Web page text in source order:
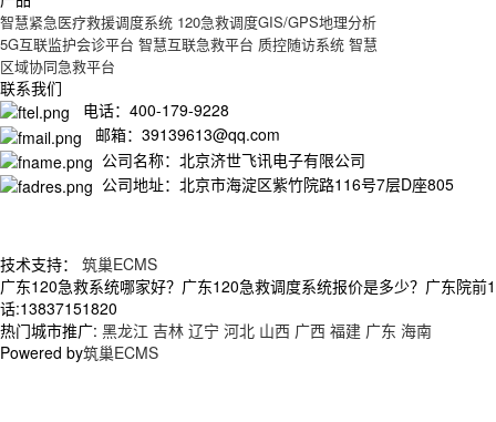
智慧紧急医疗救援调度系统 120急救调度GIS/GPS地理分析
5G互联监护会诊平台 智慧互联急救平台 质控随访系统 智慧
区域协同急救平台
联系我们
电话：400-179-9228
邮箱：39139613@qq.com
公司名称：北京济世飞讯电子有限公司
公司地址：北京市海淀区紫竹院路116号7层D座805
技术支持： 筑巢ECMS
广东120急救系统哪家好？广东120急救调度系统报价是多少？广东院
话:13837151820
热门城市推广: 黑龙江 吉林 辽宁 河北 山西 广西 福建 广东 海南
Powered by筑巢ECMS